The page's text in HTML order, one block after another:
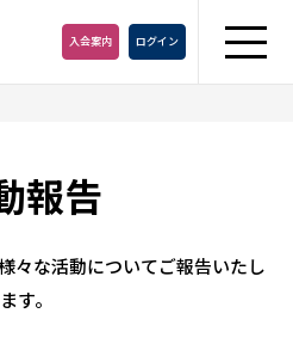
入会案内 ログイン
報告
々な活動についてご報告いたし
ます。